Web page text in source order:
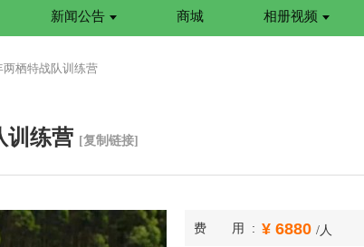
新闻公告 商城 相册视频
栖特战队训练营
训练营 [复制链接]
费用 6880 /人